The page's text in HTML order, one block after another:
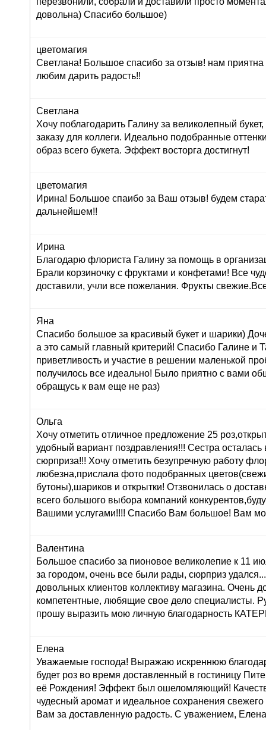
довольна) Спасибо большое)
цветомагия
Светлана! Большое спасибо за отзыв! нам
любим дарить радость!!
Светлана
Хочу поблагодарить Галину за великолепный
заказу для коллеги. Идеально подобранные
образ всего букета. Эффект восторга достигнут!
цветомагия
Ирина! Большое спаибо за Ваш отзыв! будем
дальнейшем!!
Ирина
Благодарю флориста Галину за помощь в
Брали корзиночку с фруктами и конфетами! Все
доставили, учли все пожелания. Фрукты
Яна
Спасибо большое за красивый букет и шарики)
а это самый главный критерий! Спасибо Галине и
приветливость и участие в решении маленькой
получилось все идеально! Было приятно с вами
обращусь к вам еще не раз)
Ольга
Хочу отметить отличное предложение 25
удобный вариант поздравления!!! Сестра осталась
сюрприза!!! Хочу отметить безупречную работу
любезна,прислала фото подобранных
бутоны),шариков и открытки! Отзвонилась о
всего большого выбора компаний
Вашими услугами!!!! Спасибо Вам большое! Вам
Валентина
Большое спасибо за пионовое великолепие к 11
за городом, очень все были рады, сюрприз
довольных клиентов коллективу магазина. Очень
компетентные, любящие свое дело специалисты.
прошу выразить мою личную благодарность
Елена
Уважаемые господа! Выражаю искреннюю
будет роз во время доставленный в гостиницу
её Рождения! Эффект был ошеломляющий!
чудесный аромат и идеальное сохранения
Вам за доставленную радость. С уважением,